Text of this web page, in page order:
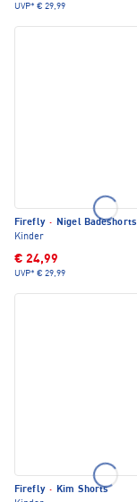
UVP* € 29,99
Firefly · Nigel Badeshorts
Kinder
€ 24,99
UVP* € 29,99
Firefly · Kim Shorts